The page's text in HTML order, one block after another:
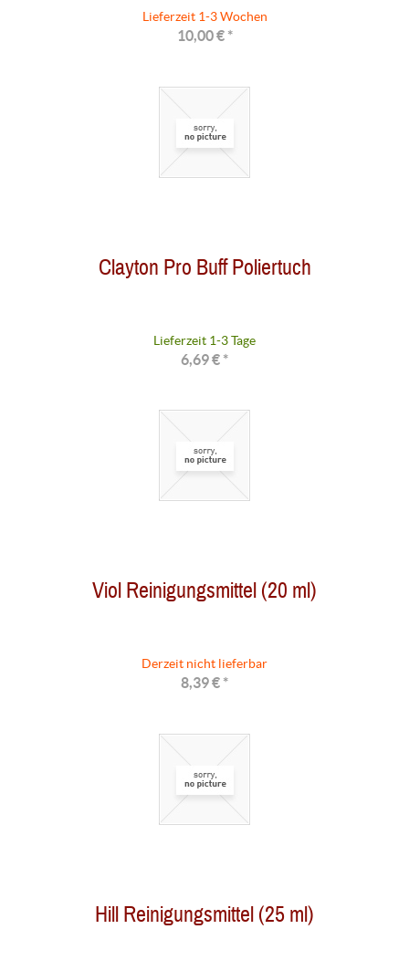
Lieferzeit 1-3 Wochen
10,00 € *
Clayton Pro Buff Poliertuch
Lieferzeit 1-3 Tage
6,69 € *
Viol Reinigungsmittel (20 ml)
Derzeit nicht lieferbar
8,39 € *
Hill Reinigungsmittel (25 ml)